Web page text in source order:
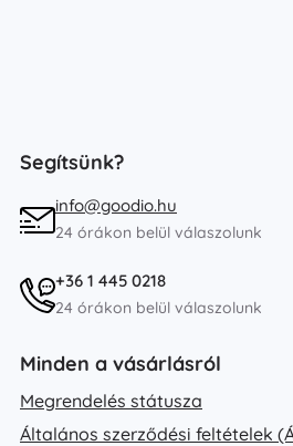
Segítsünk?
info@goodio.hu
24 órákon belül válaszolunk
+36 1 445 0218
24 órákon belül válaszolunk
Minden a vásárlásról
Megrendelés státusza
Általános szerződési feltételek